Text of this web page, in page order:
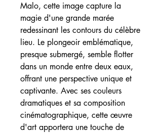
Malo, cette image capture la
magie d'une grande marée
redessinant les contours du célèbre
lieu. Le plongeoir emblématique,
presque submergé, semble flotter
dans un monde entre deux eaux,
offrant une perspective unique et
captivante. Avec ses couleurs
dramatiques et sa composition
cinématographique, cette œuvre
d'art apportera une touche de